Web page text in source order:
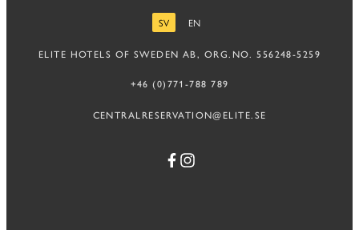
SV
EN
ELITE HOTELS OF SWEDEN AB, ORG.NO. 556248-5259
+46 (0)771-788 789
CENTRALRESERVATION@ELITE.SE